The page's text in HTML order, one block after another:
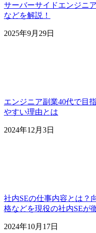
サーバーサイドエンジニ
などを解説！
2025年9月29日
エンジニア副業40代で目
やすい理由とは
2024年12月3日
社内SEの仕事内容とは？
格などを現役の社内SEが
2024年10月17日